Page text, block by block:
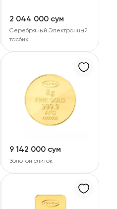
2 044 000 сум
Серебряный Электронный
тасбих
9 142 000 сум
Золотой слиток